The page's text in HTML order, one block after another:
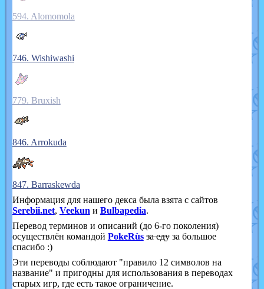
594. Alomomola
746. Wishiwashi
779. Bruxish
846. Arrokuda
847. Barraskewda
Информация для нашего декса была взята с сайтов
Serebii.net, Veekun и Bulbapedia.
Перевод терминов и описаний (до 6-го поколения)
осуществлён командой PokeRùs за едуза большое
спасибо :)
Эти переводы соблюдают "правило 12 символов на
название" и пригодны для использования в переводах
старых игр, где есть такое ограничение.